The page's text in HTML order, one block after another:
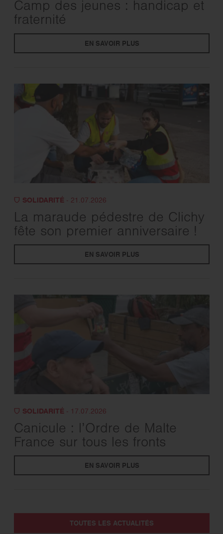
Camp des jeunes : handicap et
fraternité
EN SAVOIR PLUS
SOLIDARITÉ- 21.07.2026
La maraude pédestre de Clichy
fête son premier anniversaire !
EN SAVOIR PLUS
SOLIDARITÉ- 17.07.2026
Canicule : l’Ordre de Malte
France sur tous les fronts
EN SAVOIR PLUS
TOUTES LES ACTUALITÉS